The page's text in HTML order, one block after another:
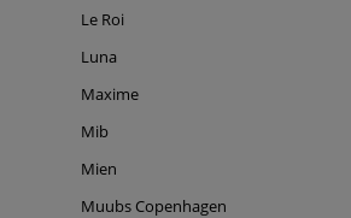
Le Roi
Luna
Maxime
Mib
Mien
Muubs Copenhagen